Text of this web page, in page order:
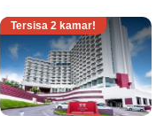
Tersisa 2 kamar!